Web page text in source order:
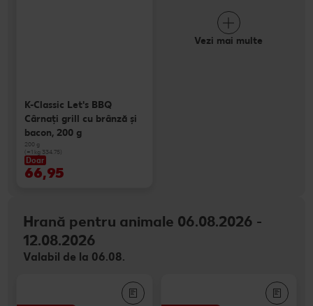
K-Classic Let's BBQ
Cârnaţi grill cu brânză și
bacon, 200 g
200 g
(=1 kg 334.75)
Doar
66,95
Vezi mai multe
Hrană pentru animale 06.08.2026 -
12.08.2026
Valabil de la 06.08.